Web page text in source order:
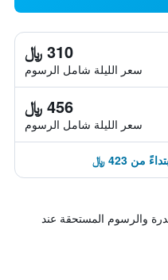
310 ﷼
سعر الليلة شامل الرسوم
456 ﷼
سعر الليلة شامل الرسوم
والرسوم المستحقة عند